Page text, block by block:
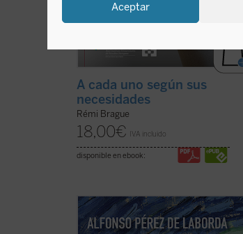
Aceptar
A cada uno según sus
necesidades
Rémi Brague
18,00€ IVA incluido
disponible en ebook:
Rodeando el conjunto de toda la Realidad
de esa completud, y ofertando la